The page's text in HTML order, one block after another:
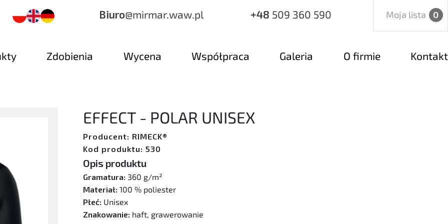
Biuro@mirmar.waw.pl +48 509 360 590 Moja lista 0
Zdobienia Wycena Współpraca Galeria O firmie Kontakt
EFFECT - POLAR UNISEX
Producent: RIMECK®
Kod produktu: 530
Opis produktu
Gramatura: 360 g/m²
Materiał:100 % poliester
Płeć: Unisex
Znakowanie: haft, grawerowanie